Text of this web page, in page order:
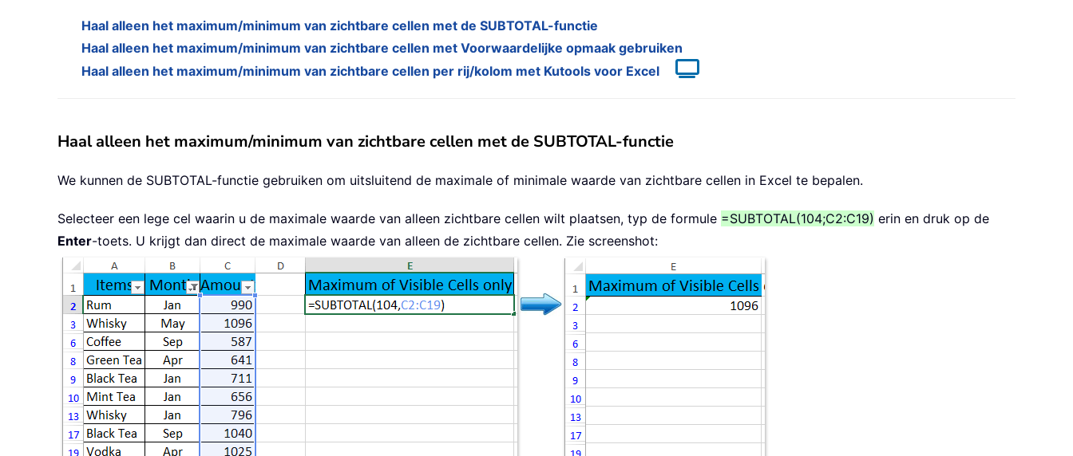
Haal alleen het maximum/minimum van zichtbare cellen met de SUBTOTAL-functie
Haal alleen het maximum/minimum van zichtbare cellen met Voorwaardelijke opmaak gebruiken
Haal alleen het maximum/minimum van zichtbare cellen per rij/kolom met Kutools voor Excel
Haal alleen het maximum/minimum van zichtbare cellen met de SUBTOTAL-functie
We kunnen de SUBTOTAL-functie gebruiken om uitsluitend de maximale of minimale waarde van zichtbare cellen in Excel te bepalen.
Selecteer een lege cel waarin u de maximale waarde van alleen zichtbare cellen wilt plaatsen, typ de formule =SUBTOTAL(104;C2:C19) erin en druk op de
Enter-toets. U krijgt dan direct de maximale waarde van alleen de zichtbare cellen. Zie screenshot: